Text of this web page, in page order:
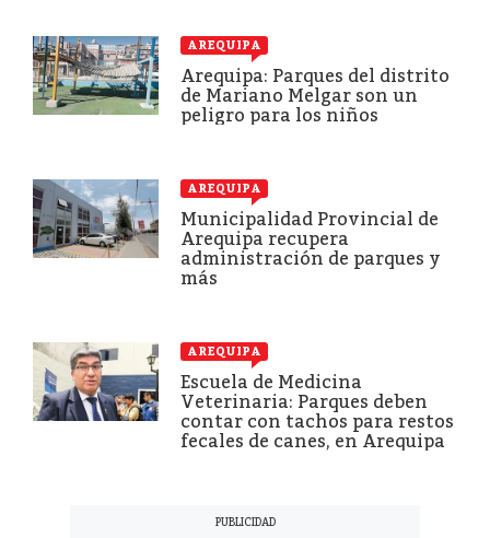
AREQUIPA
Arequipa: Parques del distrito
de Mariano Melgar son un
peligro para los niños
AREQUIPA
Municipalidad Provincial de
Arequipa recupera
administración de parques y
más
AREQUIPA
Escuela de Medicina
Veterinaria: Parques deben
contar con tachos para restos
fecales de canes, en Arequipa